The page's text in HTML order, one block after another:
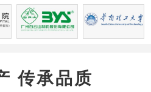
传承品质